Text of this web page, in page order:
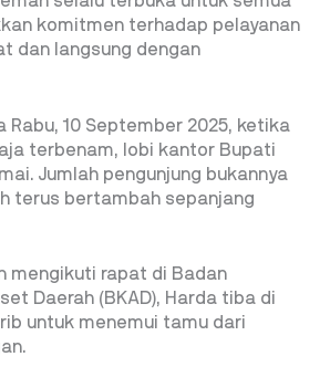
komitmen terhadap pelayanan
dan langsung dengan
Rabu, 10 September 2025, ketika
terbenam, lobi kantor Bupati
Jumlah pengunjung bukannya
terus bertambah sepanjang
mengikuti rapat di Badan
Daerah (BKAD), Harda tiba di
untuk menemui tamu dari